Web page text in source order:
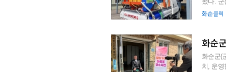
비 탑재,
화순클릭
화순
화순군(
치, 운영한다. 지난 3일 문을 연 센터는 행정기관과 지역